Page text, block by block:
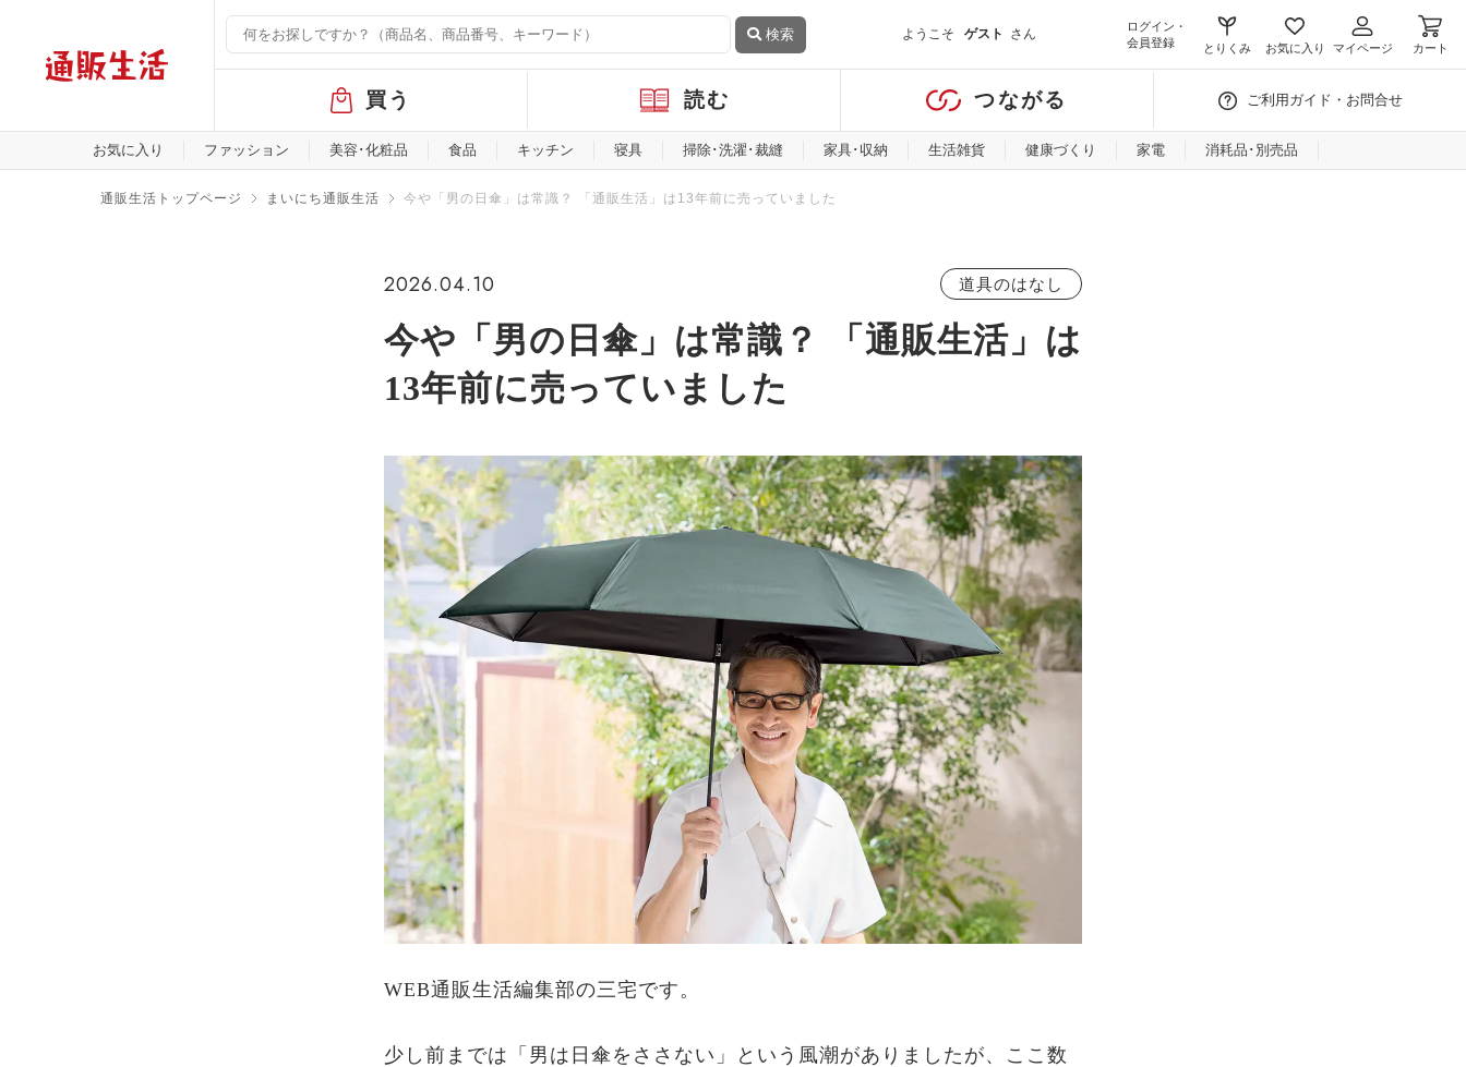
検索 ようこそ ゲスト さん
ログイン・
会員登録
とりくみ お気に入り マイページ カート
バ
ル
メ
買う 読む つながる ご利用ガイド・お問合せ
お気に入り ファッション 美容･化粧品 食品 キッチン 寝具 掃除･洗濯･裁縫 家具･収納 生活雑貨 健康づくり 家電 消耗品･別売品
通販生活トップページ まいにち通販生活 今や「男の日傘」は常識？ 「通販生活」は13年前に売っていました
2026.04.10 道具のはなし
今や「男の日傘」は常識？ 「通販生活」は
13年前に売っていました
WEB通販生活編集部の三宅です。
少し前までは「男は日傘をささない」という風潮がありましたが、ここ数